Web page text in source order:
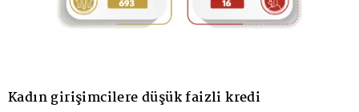
Kadın girişimcilere düşük faizli kredi